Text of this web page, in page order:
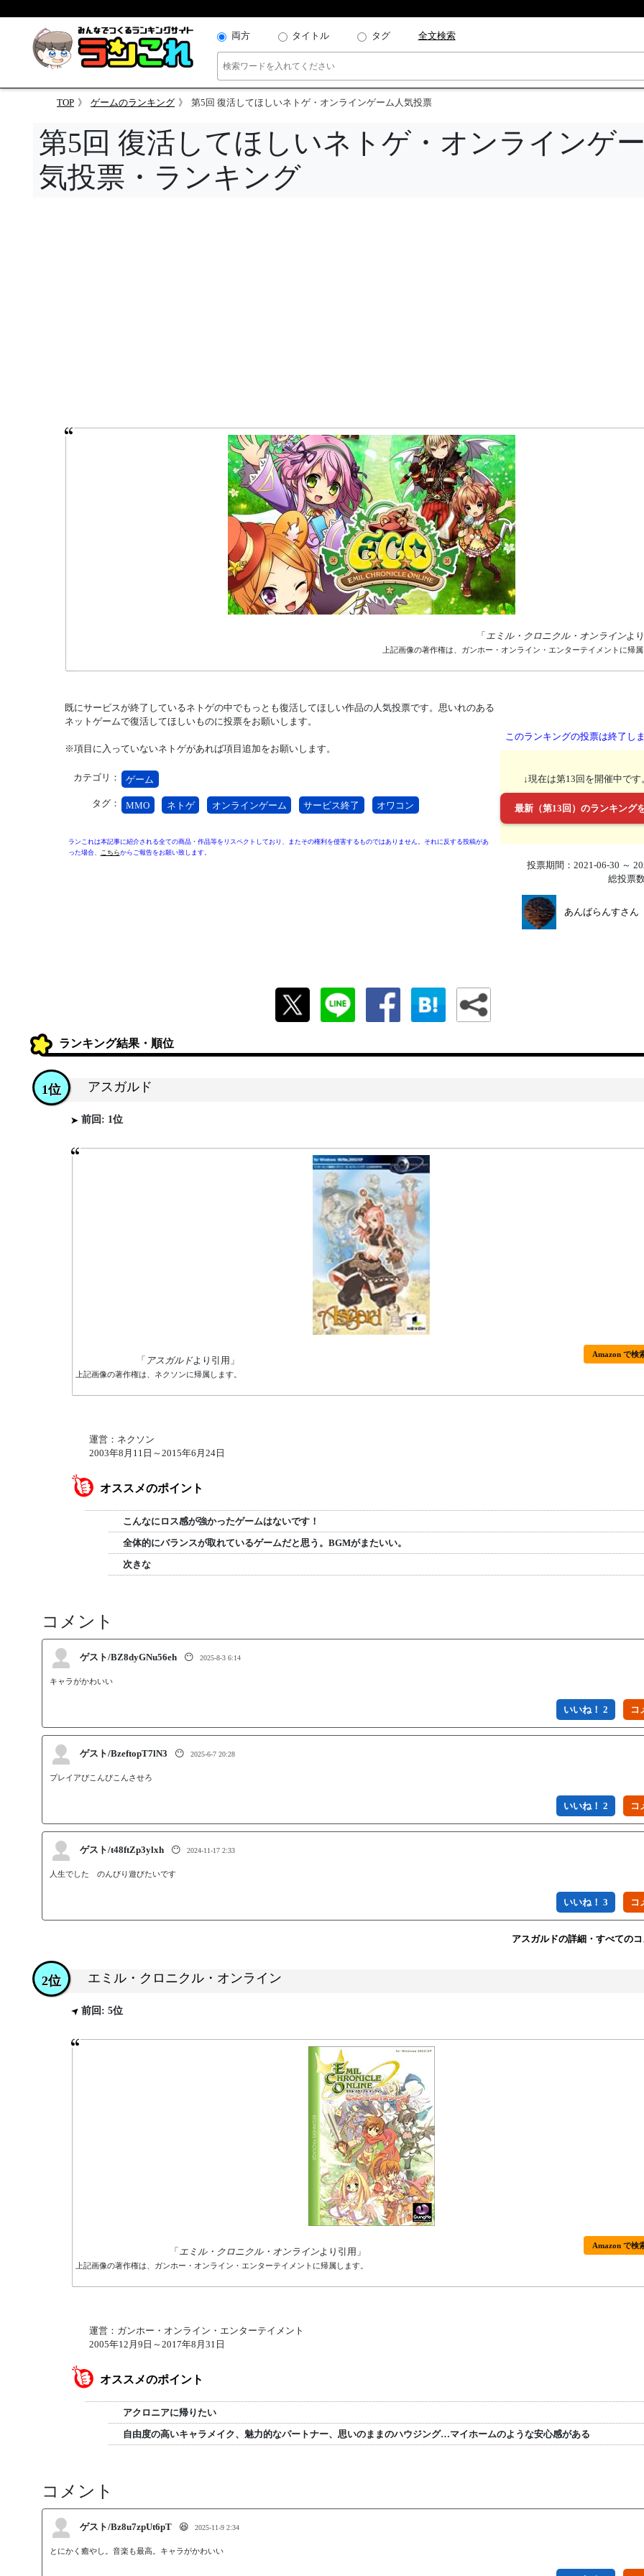
両方 タイトル タグ 全文検索
TOP ゲームのランキング 第5回 復活してほしいネトゲ・オンラインゲーム人気投票
第5回 復活してほしいネトゲ・オンラインゲ
気投票・ランキング
「 エミル・クロニクル・オンラインよ
上記画像の著作権は、ガンホー・オンライン・エンターテイメントに帰
既にサービスが終了しているネトゲの中でもっとも復活してほしい作品の人気投票です。思いれのある
ネットゲームで復活してほしいものに投票をお願いします。
※項目に入っていないネトゲがあれば項目追加をお願いします。
カテゴリ： ゲーム
タグ： MMO ネトゲ オンラインゲーム サービス終了 オワコン
ランこれは本記事に紹介される全ての商品・作品等をリスペクトしており、またその権利を侵害するものではありません。それに反する投稿があ
った場合、
こちらからご報告をお願い致します。
このランキングの投票は終了し
↓現在は第13回を開催中です
最新（第13回）のランキング
投票期間：2021-06-30 ～
総投票
あんばらんすさん
ランキング結果・順位
アスガルド
1位
前回: 1位
「 アスガルドより引用」
上記画像の著作権は、ネクソンに帰属します。
Amazon で検
運営：ネクソン
2003年8月11日～2015年6月24日
オススメのポイント
こんなにロス感が強かったゲームはないです！
全体的にバランスが取れているゲームだと思う。BGMがまたいい。
次きな
コメント
ゲスト/BZ8dyGNu56eh 😶 2025-8-3 6:14
キャラがかわいい
いいね！ 2
ゲスト/BzeftopT7lN3 😶 2025-6-7 20:28
プレイアぴこんぴこんさせろ
いいね！ 2
ゲスト/t48ftZp3ylxh 😶 2024-11-17 2:33
人生でした　のんびり遊びたいです
いいね！ 3
アスガルドの詳細・すべての
エミル・クロニクル・オンライン
2位
前回: 5位
「 エミル・クロニクル・オンラインより引用」
上記画像の著作権は、ガンホー・オンライン・エンターテイメントに帰属します。
Amazon で検
運営：ガンホー・オンライン・エンターテイメント
2005年12月9日～2017年8月31日
オススメのポイント
アクロニアに帰りたい
自由度の高いキャラメイク、魅力的なパートナー、思いのままのハウジング…マイホームのような安心感がある
コメント
ゲスト/Bz8u7zpUt6pT 😆 2025-11-9 2:34
とにかく癒やし。音楽も最高。キャラがかわいい